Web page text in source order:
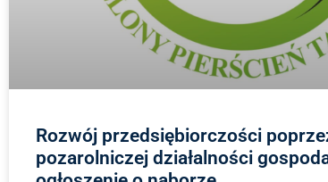
Rozwój przedsiębiorczości
pozarolniczej działalności